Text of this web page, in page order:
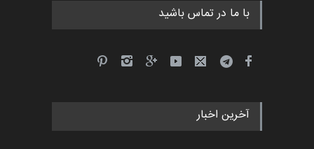
با ما در تماس باشید
آخرین اخبار